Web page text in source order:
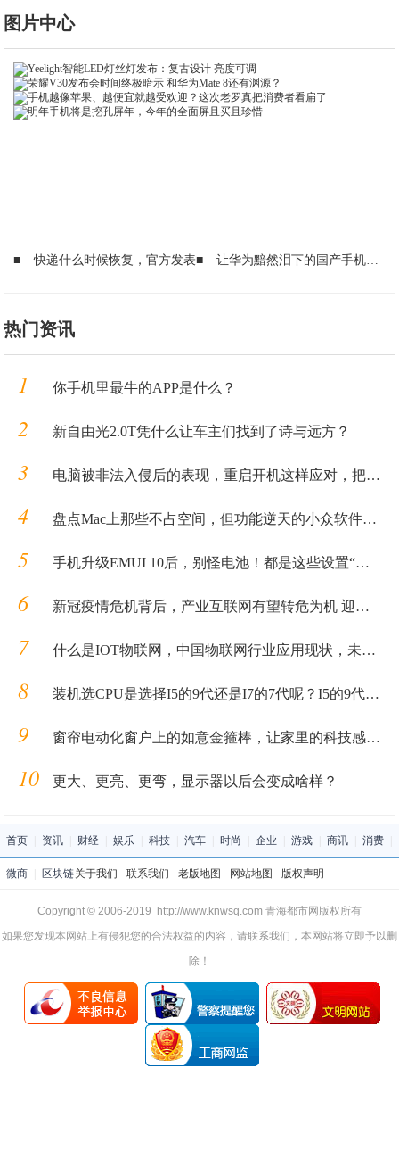
图片中心
■ 快递什么时候恢复，官方发表■ 让华为黯然泪下的国产手机！小米10为啥那么受欢迎，不妨听我一叙
热门资讯
1 你手机里最牛的APP是什么？
2 新自由光2.0T凭什么让车主们找到了诗与远方？
3 电脑被非法入侵后的表现，重启开机这样应对，把损失降低到最小
4 盘点Mac上那些不占空间，但功能逆天的小众软件APP
5 手机升级EMUI 10后，别怪电池！都是这些设置“惹的祸”！
6 新冠疫情危机背后，产业互联网有望转危为机 迎来新的发展窗口
7 什么是IOT物联网，中国物联网行业应用现状，未来十大发展方向
8 装机选CPU是选择I5的9代还是I7的7代呢？I5的9代就这一点非常香
9 窗帘电动化窗户上的如意金箍棒，让家里的科技感更添一分
10 更大、更亮、更弯，显示器以后会变成啥样？
首页 资讯 财经 娱乐 科技 汽车 时尚 企业 游戏 商讯 消费
微商 区块链关于我们 - 联系我们 - 老版地图 - 网站地图 - 版权声明
Copyright © 2006-2019 http://www.knwsq.com 青海都市网版权所有
如果您发现本网站上有侵犯您的合法权益的内容，请联系我们，本网站将立即予以删
除！